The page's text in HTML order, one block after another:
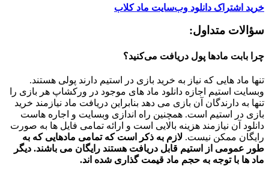
خرید اشتراک دانلود وب‌سایت ماد کلاب
سؤالات متداول:
چرا بابت مادها پول دریافت می‌کنید؟
تنها ماد هایی که نیاز به خرید بازی در استیم دارند پولی هستند.
وبسایت استیم اجازه دانلود ماد های موجود در ورکشاپ هر بازی را
تنها به دارندگان آن بازی می دهد بنابراین دریافت ماد نیازمند خرید
بازی در استیم است. همچنین راه اندازی وبسایت و اجاره هاست
دانلود آن نیازمند هزینه بالایی است و ارائه تمامی فایل ها به صورت
رایگان ممکن نیست. لازم به ذکر است که تمامی مادهایی که به
طور عمومی از استیم قابل دریافت هستند رایگان می باشند. دیگر
ماد ها با توجه به حجم ماد قیمت گذاری شده اند.